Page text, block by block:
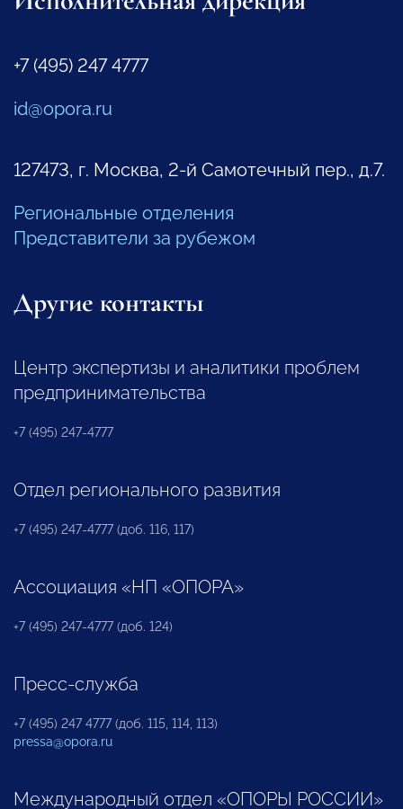
+7 (495) 247 4777
id@opora.ru
127473, г. Москва, 2-й Самотечный пер., д.7.
Региональные отделения
Представители за рубежом
Другие контакты
Центр экспертизы и аналитики проблем
предпринимательства
+7 (495) 247-4777
Отдел регионального развития
+7 (495) 247-4777 (доб. 116, 117)
Ассоциация «НП «ОПОРА»
+7 (495) 247-4777 (доб. 124)
Пресс-служба
+7 (495) 247 4777 (доб. 115, 114, 113)
pressa@opora.ru
Международный отдел «ОПОРЫ РОССИИ»